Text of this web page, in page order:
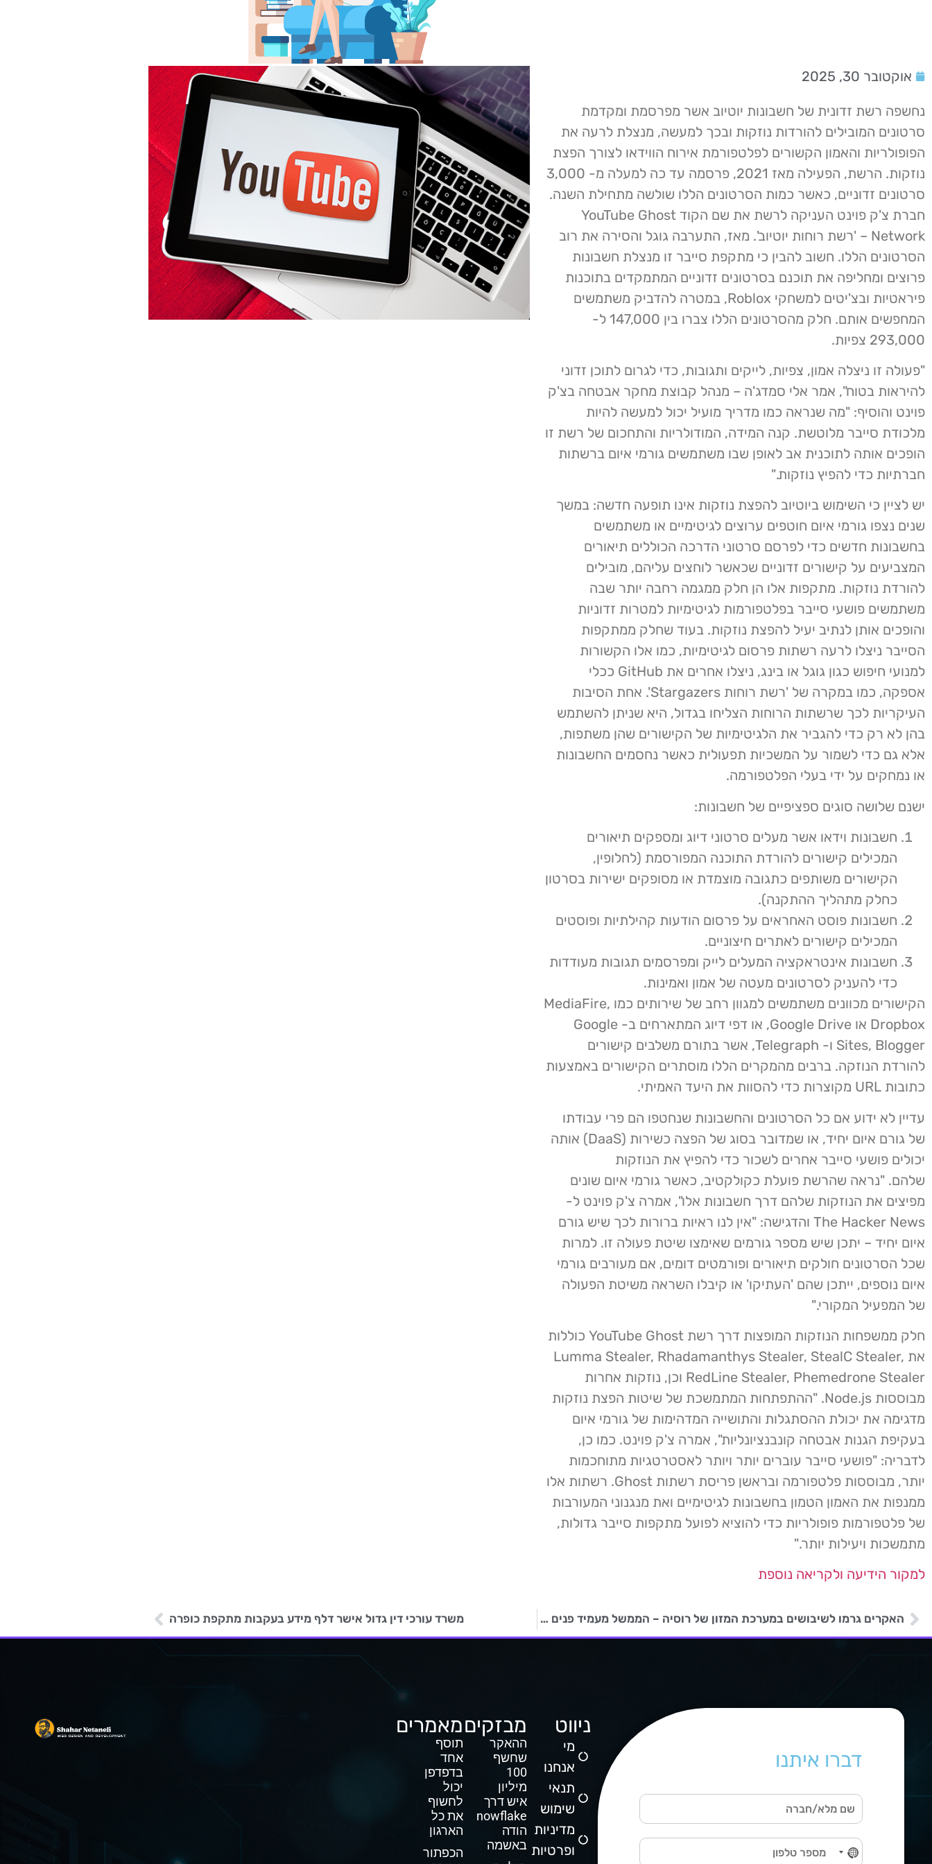
אוקטובר 30, 2025
נחשפה רשת זדונית של חשבונות יוטיוב אשר מפרסמת ומקדמת
סרטונים המובילים להורדות נוזקות ובכך למעשה, מנצלת לרעה את
הפופולריות והאמון הקשורים לפלטפורמת אירוח הווידאו לצורך הפצת
נוזקות. הרשת, הפעילה מאז 2021, פרסמה עד כה למעלה מ- 3,000
סרטונים זדוניים, כאשר כמות הסרטונים הללו שולשה מתחילת השנה.
חברת צ'ק פוינט העניקה לרשת את שם הקוד YouTube Ghost
Network – 'רשת רוחות יוטיוב'. מאז, התערבה גוגל והסירה את רוב
הסרטונים הללו. חשוב להבין כי מתקפת סייבר זו מנצלת חשבונות
פרוצים ומחליפה את תוכנם בסרטונים זדוניים המתמקדים בתוכנות
פיראטיות ובצ'יטים למשחקי Roblox, במטרה להדביק משתמשים
המחפשים אותם. חלק מהסרטונים הללו צברו בין 147,000 ל-
293,000 צפיות.
"פעולה זו ניצלה אמון, צפיות, לייקים ותגובות, כדי לגרום לתוכן זדוני
להיראות בטוח", אמר אלי סמדג'ה – מנהל קבוצת מחקר אבטחה בצ'ק
פוינט והוסיף: "מה שנראה כמו מדריך מועיל יכול למעשה להיות
מלכודת סייבר מלוטשת. קנה המידה, המודולריות והתחכום של רשת זו
הופכים אותה לתוכנית אב לאופן שבו משתמשים גורמי איום ברשתות
חברתיות כדי להפיץ נוזקות."
יש לציין כי השימוש ביוטיוב להפצת נוזקות אינו תופעה חדשה: במשך
שנים נצפו גורמי איום חוטפים ערוצים לגיטימיים או משתמשים
בחשבונות חדשים כדי לפרסם סרטוני הדרכה הכוללים תיאורים
המצביעים על קישורים זדוניים שכאשר לוחצים עליהם, מובילים
להורדת נוזקות. מתקפות אלו הן חלק ממגמה רחבה יותר שבה
משתמשים פושעי סייבר בפלטפורמות לגיטימיות למטרות זדוניות
והופכים אותן לנתיב יעיל להפצת נוזקות. בעוד שחלק ממתקפות
הסייבר ניצלו לרעה רשתות פרסום לגיטימיות, כמו אלו הקשורות
למנועי חיפוש כגון גוגל או בינג, ניצלו אחרים את GitHub ככלי
אספקה, כמו במקרה של 'רשת רוחות Stargazers'. אחת הסיבות
העיקריות לכך שרשתות הרוחות הצליחו בגדול, היא שניתן להשתמש
בהן לא רק כדי להגביר את הלגיטימיות של הקישורים שהן משתפות,
אלא גם כדי לשמור על המשכיות תפעולית כאשר נחסמים החשבונות
או נמחקים על ידי בעלי הפלטפורמה.
ישנם שלושה סוגים ספציפיים של חשבונות:
חשבונות וידאו אשר מעלים סרטוני דיוג ומספקים תיאורים
המכילים קישורים להורדת התוכנה המפורסמת (לחלופין,
הקישורים משותפים כתגובה מוצמדת או מסופקים ישירות בסרטון
כחלק מתהליך ההתקנה).
חשבונות פוסט האחראים על פרסום הודעות קהילתיות ופוסטים
המכילים קישורים לאתרים חיצוניים.
חשבונות אינטראקציה המעלים לייק ומפרסמים תגובות מעודדות
כדי להעניק לסרטונים מעטה של ​​אמון ואמינות.
הקישורים מכוונים משתמשים למגוון רחב של שירותים כמו MediaFire,
Dropbox או Google Drive, או דפי דיוג המתארחים ב- Google
Sites, Blogger ו- Telegraph, אשר בתורם משלבים קישורים
להורדת הנוזקה. ברבים מהמקרים הללו מוסתרים הקישורים באמצעות
כתובות URL מקוצרות כדי להסוות את היעד האמיתי.
עדיין לא ידוע אם כל הסרטונים והחשבונות שנחטפו הם פרי עבודתו
של גורם איום יחיד, או שמדובר בסוג של הפצה כשירות (DaaS) אותה
יכולים פושעי סייבר אחרים לשכור כדי להפיץ את הנוזקות
שלהם. "נראה שהרשת פועלת כקולקטיב, כאשר גורמי איום שונים
מפיצים את הנוזקות שלהם דרך חשבונות אלו", אמרה צ'ק פוינט ל-
The Hacker News והדגישה: "אין לנו ראיות ברורות לכך שיש גורם
איום יחיד – יתכן שיש מספר גורמים שאימצו שיטת פעולה זו. למרות
שכל הסרטונים חולקים תיאורים ופורמטים דומים, אם מעורבים גורמי
איום נוספים, ייתכן שהם 'העתיקו' או קיבלו השראה משיטת הפעולה
של המפעיל המקורי."
חלק ממשפחות הנוזקות המופצות דרך רשת YouTube Ghost כוללות
את Lumma Stealer, Rhadamanthys Stealer, StealC Stealer,
RedLine Stealer, Phemedrone Stealer וכן, נוזקות אחרות
מבוססות Node.js. "ההתפתחות המתמשכת של שיטות הפצת נוזקות
מדגימה את יכולת ההסתגלות והתושייה המדהימות של גורמי איום
בעקיפת הגנות אבטחה קונבנציונליות", אמרה צ'ק פוינט. כמו כן,
לדבריה: "פושעי סייבר עוברים יותר ויותר לאסטרטגיות מתוחכמות
יותר, מבוססות פלטפורמה ובראשן פריסת רשתות Ghost. רשתות אלו
ממנפות את האמון הטמון בחשבונות לגיטימיים ואת מנגנוני המעורבות
של פלטפורמות פופולריות כדי להוציא לפועל מתקפות סייבר גדולות,
מתמשכות ויעילות יותר."
למקור הידיעה ולקריאה נוספת
האקרים גרמו לשיבושים במערכת המזון של רוסיה – הממשל מעמיד פנים שלא קרה דבר משרד עורכי דין גדול אישר דלף מידע בעקבות מתקפת כופרה
דברו איתנו
ש
ם
מ
ל
ט
No country selected
ניווט
מי
אנחנו
תנאי
שימוש
מדיניות
ופרטיות
מבזקים
ההאקר
שחשף
100
מיליון
איש דרך
Snowflake
הודה
באשמה
מאמרים
תוסף
אחד
בדפדפן
יכול
לחשוף
את כל
הארגון
הכפתור